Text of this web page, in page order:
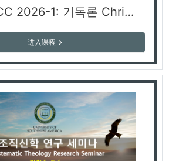
Nepal ECC 2026-1: 기독론 Christology (Prof. Hyun Kwang Shin)
进入课程